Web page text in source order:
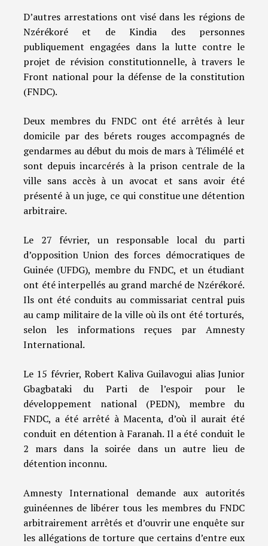
D’autres arrestations ont visé dans les régions de
Nzérékoré et de Kindia des personnes
publiquement engagées dans la lutte contre le
projet de révision constitutionnelle, à travers le
Front national pour la défense de la constitution
(FNDC).
Deux membres du FNDC ont été arrêtés à leur
domicile par des bérets rouges accompagnés de
gendarmes au début du mois de mars à Télimélé et
sont depuis incarcérés à la prison centrale de la
ville sans accès à un avocat et sans avoir été
présenté à un juge, ce qui constitue une détention
arbitraire.
Le 27 février, un responsable local du parti
d’opposition Union des forces démocratiques de
Guinée (UFDG), membre du FNDC, et un étudiant
ont été interpellés au grand marché de Nzérékoré.
Ils ont été conduits au commissariat central puis
au camp militaire de la ville où ils ont été torturés,
selon les informations reçues par Amnesty
International.
Le 15 février, Robert Kaliva Guilavogui alias Junior
Gbagbataki du Parti de l’espoir pour le
développement national (PEDN), membre du
FNDC, a été arrêté à Macenta, d’où il aurait été
conduit en détention à Faranah. Il a été conduit le
2 mars dans la soirée dans un autre lieu de
détention inconnu.
Amnesty International demande aux autorités
guinéennes de libérer tous les membres du FNDC
arbitrairement arrêtés et d’ouvrir une enquête sur
les allégations de torture que certains d’entre eux